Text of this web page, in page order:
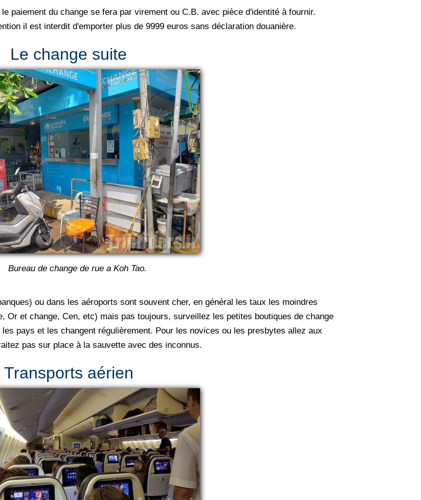
paiement du change se fera par virement ou C.B. avec pièce d'identité à fournir.
il est interdit d'emporter plus de 9999 euros sans déclaration douanière.
Le change suite
Bureau de change de rue a Koh Tao.
ou dans les aéroports sont souvent cher, en général les taux les moindres
Or et change, Cen, etc) mais pas toujours, surveillez les petites boutiques de change
pays et les changent régulièrement. Pour les novices ou les presbytes allez aux
pas sur place à la sauvette avec des inconnus.
Transports aérien